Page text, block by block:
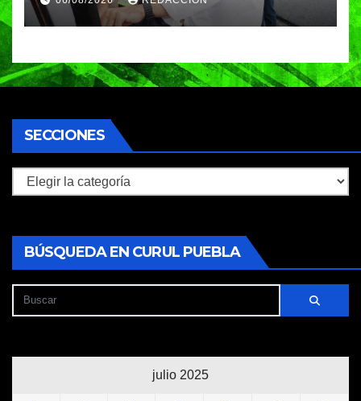
Héroes del 5 de Mayo
SECCIONES
Secciones
BÚSQUEDA EN CURUL PUEBLA
julio 2025